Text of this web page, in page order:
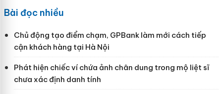
Bài đọc nhiều
Chủ động tạo điểm chạm, GPBank làm mới cách tiếp
cận khách hàng tại Hà Nội
Phát hiện chiếc ví chứa ảnh chân dung trong mộ liệt sĩ
chưa xác định danh tính